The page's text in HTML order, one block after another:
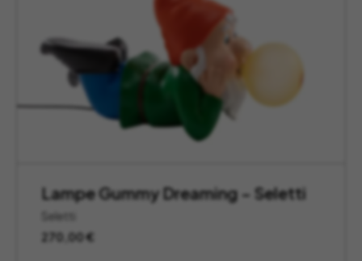
Lampe Gummy Dreaming – Seletti
Seletti
270,00€